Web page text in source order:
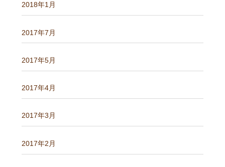
2018年1月
2017年7月
2017年5月
2017年4月
2017年3月
2017年2月